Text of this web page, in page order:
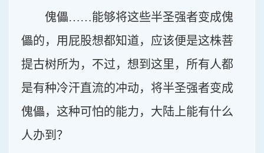
傀儡……能够将这些半圣强者变成傀
儡的，用屁股想都知道，应该便是这株菩
提古树所为，不过，想到这里，所有人都
是有种冷汗直流的冲动，将半圣强者变成
傀儡，这种可怕的能力，大陆上能有什么
人办到？